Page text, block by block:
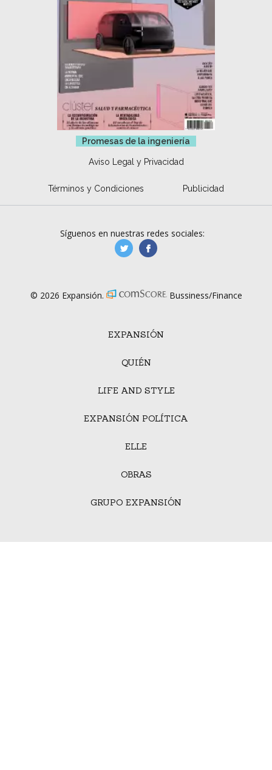
Promesas de la ingeniería
Aviso Legal y Privacidad
Términos y Condiciones Publicidad
EXPANSIÓN
QUIÉN
LIFE AND STYLE
EXPANSIÓN POLÍTICA
ELLE
OBRAS
GRUPO EXPANSIÓN
Síguenos en nuestras redes sociales:
manufacturaGE
© 2026 Expansión. Bussiness/Finance